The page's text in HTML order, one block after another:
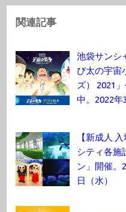
関連記事
池袋サンシ
び太の宇宙
ズ） 2021
中。2022年
【新成人
シティ各施
ン」開催。
日（水）